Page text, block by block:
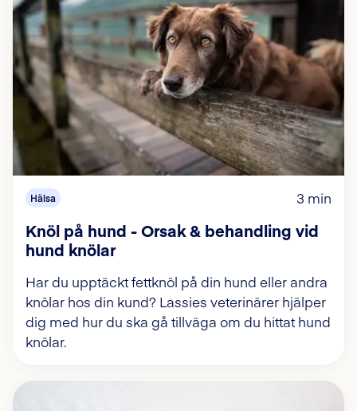
Hälsa 3 min
Knöl på hund - Orsak & behandling vid
hund knölar
Har du upptäckt fettknöl på din hund eller andra
knölar hos din kund? Lassies veterinärer hjälper
dig med hur du ska gå tillväga om du hittat hund
knölar.